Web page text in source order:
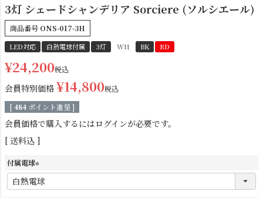
フロアライト
シーリングライト
3灯 シェードシャンデリア Sorciere (ソルシエール)
商品番号 ONS-017-3H
LED対応 白熱電球付属 3灯 WH BK RD
¥24,200税込
会員特別価格 ¥14,800税込
[484 ポイント進呈 ]
会員価格で購入するにはログインが必要です。
送料込
付属電球
(
必